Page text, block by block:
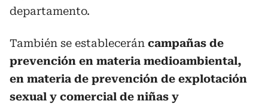
departamento.
También se establecerán campañas de
prevención en materia medioambiental,
en materia de prevención de explotación
sexual y comercial de niñas y